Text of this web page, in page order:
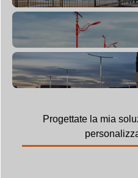
Progettate la mia